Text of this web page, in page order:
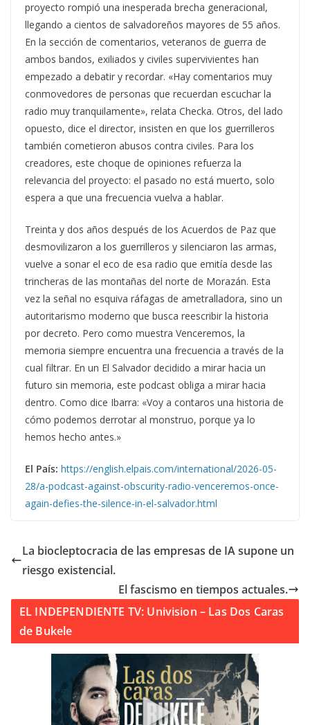
proyecto rompió una inesperada brecha generacional,
llegando a cientos de salvadoreños mayores de 55 años.
En la sección de comentarios, veteranos de guerra de
ambos bandos, exiliados y civiles supervivientes han
empezado a debatir y recordar. «Hay comentarios muy
conmovedores de personas que recuerdan escuchar la
radio muy tranquilamente», relata Checka. Otros, del lado
opuesto, dice el director, insisten en que los guerrilleros
también cometieron abusos contra civiles. Para los
creadores, este choque de opiniones refuerza la
relevancia del proyecto: el pasado no está muerto, solo
espera a que una frecuencia vuelva a hablar.
Treinta y dos años después de los Acuerdos de Paz que
desmovilizaron a los guerrilleros y silenciaron las armas,
vuelve a sonar el eco de esa radio que emitía desde las
trincheras de las montañas del norte de Morazán. Esta
vez la señal no esquiva ráfagas de ametralladora, sino un
autoritarismo moderno que busca reescribir la historia
por decreto. Pero como muestra Venceremos, la
memoria siempre encuentra una frecuencia a través de la
cual filtrar. En un El Salvador decidido a mirar hacia un
futuro sin memoria, este podcast obliga a mirar hacia
dentro. Como dice Ibarra: «Voy a contaros una historia de
cómo podemos derrotar al monstruo, porque ya lo
hemos hecho antes.»
El País: https://english.elpais.com/international/2026-05-
28/a-podcast-against-obscurity-radio-venceremos-once-
again-defies-the-silence-in-el-salvador.html
La biocleptocracia de las empresas de IA supone un
riesgo existencial.
El fascismo en tiempos actuales.
EL INDEPENDIENTE TV: Univision – Las Dos Caras
de Bukele